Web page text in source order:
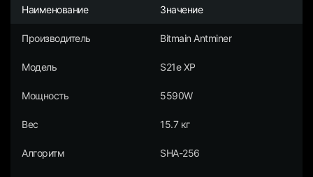
Наименование Значение
Производитель Bitmain Antminer
Модель S21e XP
Мощность 5590W
Вес 15.7 кг
Алгоритм SHA-256